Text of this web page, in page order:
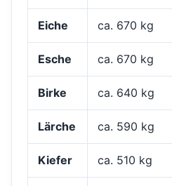
Eiche ca. 670 kg
Esche ca. 670 kg
Birke ca. 640 kg
Lärche ca. 590 kg
Kiefer ca. 510 kg